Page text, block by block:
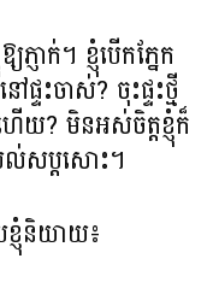
ញាក់។ ខ្ញុំបើកភ្នែក
ទះចាស់? ចុះផ្ទះថ្មី
យ? មិនអស់ចិត្តខ្ញុំក៏
ល់សប្តសោះ។
ខ្ញុំនិយាយ៖